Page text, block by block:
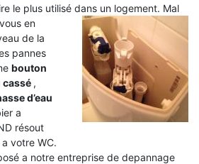
le plus utilisé dans un logement. Mal
en
de la
pannes
bouton
cassé ,
d’eau
a
résout
votre WC.
a notre entreprise de depannage